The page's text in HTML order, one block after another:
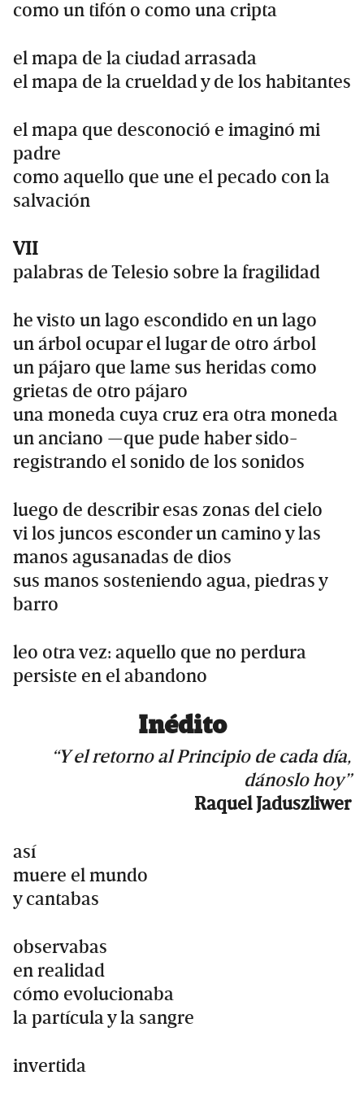
como un tifón o como una cripta
el mapa de la ciudad arrasada
el mapa de la crueldad y de los habitantes
el mapa que desconoció e imaginó mi
padre
como aquello que une el pecado con la
salvación
VII
palabras de Telesio sobre la fragilidad
he visto un lago escondido en un lago
un árbol ocupar el lugar de otro árbol
un pájaro que lame sus heridas como
grietas de otro pájaro
una moneda cuya cruz era otra moneda
un anciano —que pude haber sido-
registrando el sonido de los sonidos
luego de describir esas zonas del cielo
vi los juncos esconder un camino y las
manos agusanadas de dios
sus manos sosteniendo agua, piedras y
barro
leo otra vez: aquello que no perdura
persiste en el abandono
Inédito
“Y el retorno al Principio de cada día,
dánoslo hoy”
Raquel Jaduszliwer
así
muere el mundo
y cantabas
observabas
en realidad
cómo evolucionaba
la partícula y la sangre
invertida